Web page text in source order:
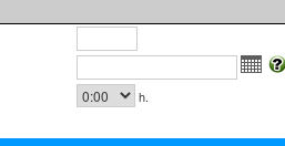
h.